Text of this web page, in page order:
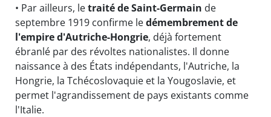
• Par ailleurs, letraité de Saint-Germain de
septembre 1919 confirme ledémembrement de
l'empire d'Autriche-Hongrie, déjà fortement
ébranlé par des révoltes nationalistes. Il donne
naissance à des États indépendants, l'Autriche, la
Hongrie, la Tchécoslovaquie et la Yougoslavie, et
permet l'agrandissement de pays existants comme
l'Italie.